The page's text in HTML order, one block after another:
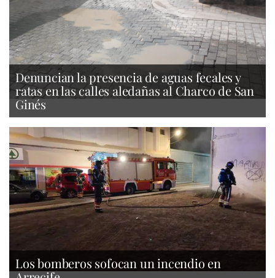
Denuncian la presencia de aguas fecales y
ratas en las calles aledañas al Charco de San
Ginés
Los bomberos sofocan un incendio en